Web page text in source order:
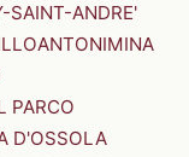
SAINT-ANDRE'
ANTONIMINA
PARCO
D'OSSOLA